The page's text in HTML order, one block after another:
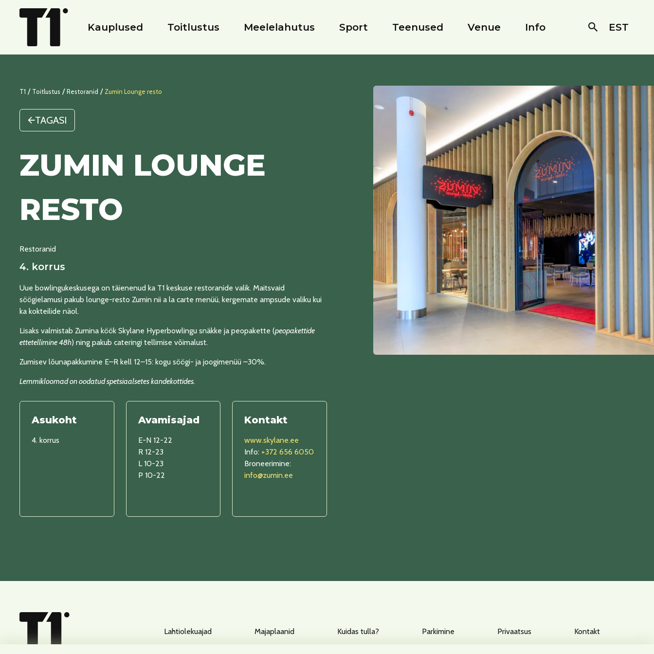
Kauplused Toitlustus Meelelahutus Sport Teenused Venue Info OtsiEST
T1 / Toitlustus / Restoranid / Zumin Lounge resto
TAGASI
ZUMIN LOUNGE
RESTO
Restoranid
4. korrus
Uue bowlingukeskusega on täienenud ka T1 keskuse restoranide valik. Maitsvaid
söögielamusi pakub lounge-resto Zumin nii a la carte menüü, kergemate ampsude valiku kui
ka kokteilide näol.
Lisaks valmistab Zumina köök Skylane Hyperbowlingu snäkke ja peopakette (peopakettide
ettetellimine 48h) ning pakub cateringi tellimise võimalust.
Zumisev lõunapakkumine E–R kell 12–15: kogu söögi- ja joogimenüü –30%.
Lemmikloomad on oodatud spetsiaalsetes kandekottides.
Asukoht
4. korrus
Avamisajad
E-N 12-22
R 12-23
L 10-23
P 10-22
Kontakt
www.skylane.ee
Info: +372 656 6050
Broneerimine:
info@zumin.ee
Lahtiolekuajad Majaplaanid Kuidas tulla? Parkimine Privaatsus Kontakt